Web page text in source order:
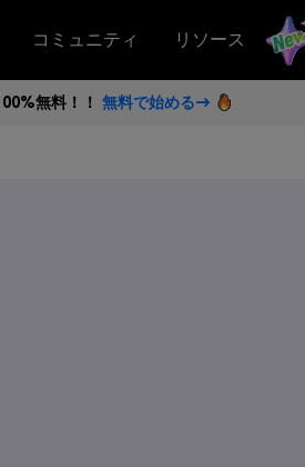
コミュニティ リソース
無料！！ 無料で始める→